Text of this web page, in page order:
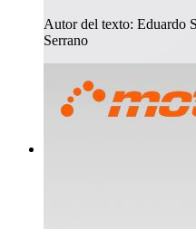
Autor del texto: Eduardo
Serrano